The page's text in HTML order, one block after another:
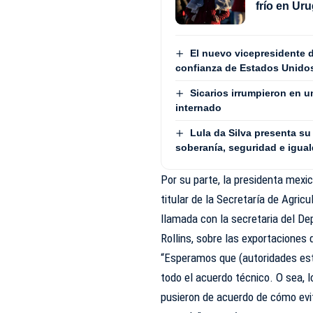
frío en
El nuevo vicepresidente
confianza de Estados
Sicarios irrumpieron en
internado
Lula da Silva presenta
soberanía, seguridad e
Por su parte, la presidenta
titular de la Secretaría de
llamada con la secretaria del
Rollins, sobre las exportaciones
“Esperamos que (autoridades
todo el acuerdo técnico. O sea,
pusieron de acuerdo de cómo